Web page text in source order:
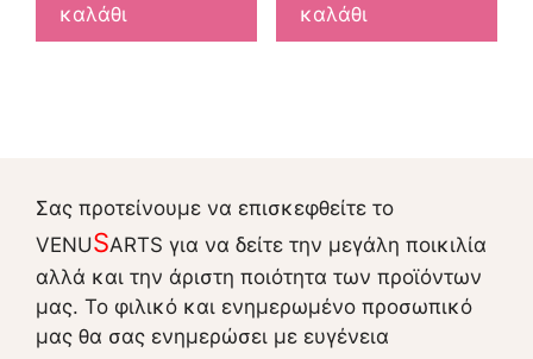
καλάθι
καλάθι
Σας προτείνουμε να επισκεφθείτε το
VENUSARTS για να δείτε την μεγάλη ποικιλία
αλλά και την άριστη ποιότητα των προϊόντων
μας. Το φιλικό και ενημερωμένο προσωπικό
μας θα σας ενημερώσει με ευγένεια